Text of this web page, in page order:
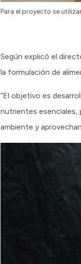
Para el proyecto se
Según explicó el
la formulación de
“El objetivo es
nutrientes esenciales,
ambiente y